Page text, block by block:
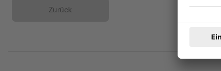
Zurück